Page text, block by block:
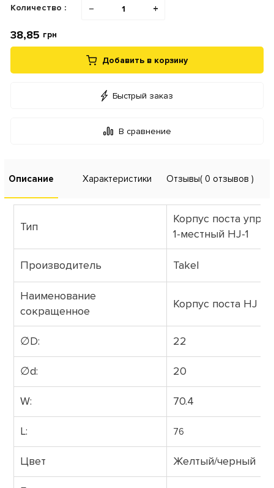
Количество : − +
38,85 грн
Добавить в корзину
Быстрый заказ
В сравнение
Описание Характеристики Отзывы( 0 отзывов )
Тип
Корпус поста
1-местный HJ-1
Производитель Takel
Наименование
сокращенное
Корпус поста HJ
∅D: 22
∅d: 20
W: 70.4
L: 76
Цвет Желтый/черный